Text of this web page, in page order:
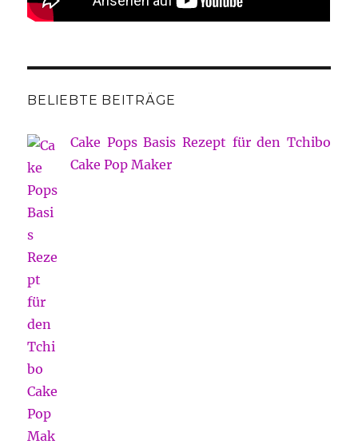
BELIEBTE BEITRÄGE
Cake Pops Basis Rezept für den Tchibo
Cake Pop Maker